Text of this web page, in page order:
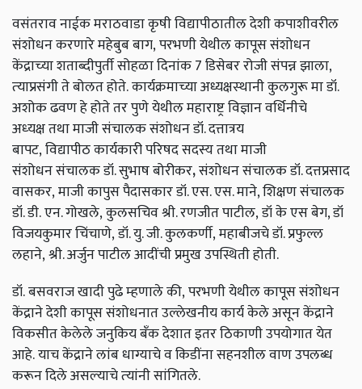
वसंतराव नाईक मराठवाडा कृषी विद्यापीठातीलदेशीकपाशीवरील
संशोधन करणारे महेबुब बाग,परभणी येथील कापूस संशोधन
केंद्राच्‍या शताब्दीपुर्ती सोहळादिनांक 7 डिसेबररोजी संपन्न झाला,
त्‍याप्रसंगी ते बोलत होते.कार्यक्रमाच्‍याअध्यक्षस्‍थानी कुलगुरू माडॉ.
अशोक ढवण हेहोतेतर पुणेयेथीलमहाराष्ट्र विज्ञान वर्धिनीचे
अध्‍यक्षतथा माजी संचालक संशोधनडॉ. दत्तात्रय
बापट,विद्यापीठकार्यकारी परिषद सदस्य तथा माजी
संशोधनसंचालक डॉ. सुभाष बोरीकर,संशोधन संचालकडॉ. दत्तप्रसाद
वासकर,माजी कापुस पैदासकारडॉ. एस. एस. माने, शिक्षणसंचालक
डॉ. डी.एन. गोखले,कुलसचिव श्री. रणजीत पाटील,डॉ के एस बेग, डॉ
विजयकुमार चिंचाणे,डॉ. यु. जी. कुलकर्णी,महाबीजचेडॉ. प्रफुल्ल
लहाने,श्री. अर्जुन पाटीलआदींची प्रमुखउपस्थिती होती.
डॉ.बसवराज खादीपुढे म्‍हणाले की,परभणी येथील कापूस संशोधन
केंद्राने देशीकापूस संशोधनात उल्लेखनीय कार्य केले असून केंद्राने
विकसीत केलेले जनुकिय बँक देशात इतर ठिकाणी उपयोगात येत
आहे.याच केंद्रानेलांब धाग्याचे व किडींना सहनशीलवाण उपलब्ध
करून दिलेअसल्‍याचे त्‍यांनी सांगितले.